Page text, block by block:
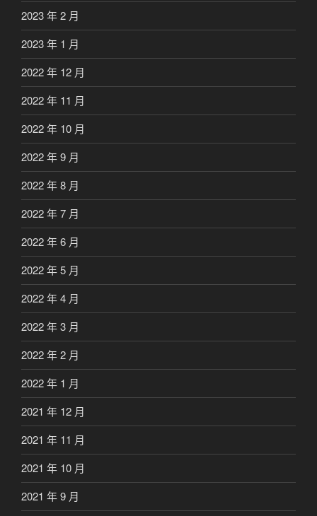
2023 年 2 月
2023 年 1 月
2022 年 12 月
2022 年 11 月
2022 年 10 月
2022 年 9 月
2022 年 8 月
2022 年 7 月
2022 年 6 月
2022 年 5 月
2022 年 4 月
2022 年 3 月
2022 年 2 月
2022 年 1 月
2021 年 12 月
2021 年 11 月
2021 年 10 月
2021 年 9 月